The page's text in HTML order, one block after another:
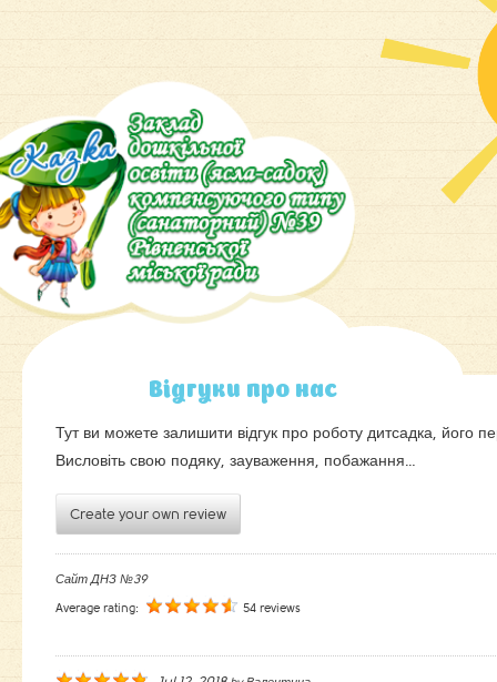
Вiдгуки про нас
Тут ви можете залишити відгук про роботу дитсадка, його
Висловіть свою подяку, зауваження, побажання…
Create your own review
Сайт ДНЗ №39
Average rating:
54 reviews